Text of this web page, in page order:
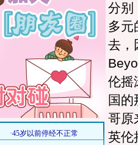
分别
多元
去，
伦摇
国
哥原
英伦